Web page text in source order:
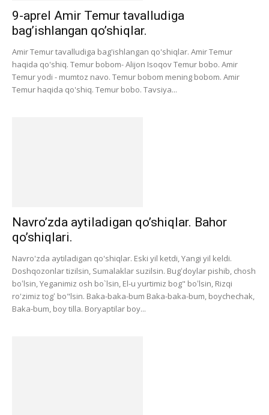
9-aprel Amir Temur tavalludiga
bag’ishlangan qo’shiqlar.
Amir Temur tavalludiga bag'ishlangan qo'shiqlar. Amir Temur
haqida qo'shiq. Temur bobom- Alijon Isoqov Temur bobo. Amir
Temur yodi - mumtoz navo. Temur bobom mening bobom. Amir
Temur haqida qo'shiq. Temur bobo. Tavsiya...
Navro’zda aytiladigan qo’shiqlar. Bahor
qo’shiqlari.
Navro'zda aytiladigan qo'shiqlar. Eski yil ketdi, Yangi yil keldi.
Doshqozonlar tizilsin, Sumalaklar suzilsin. Bugʻdoylar pishib, chosh
boʻlsin, Yeganimiz osh bo`lsin, El-u yurtimiz bog" boʻlsin, Rizqi
ro'zimiz togʻ bo"lsin. Baka-baka-bum Baka-baka-bum, boychechak,
Baka-bum, boy tilla. Boryaptilar boy...